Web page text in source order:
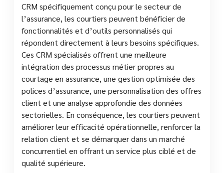
CRM spécifiquement conçu pour le secteur de
l’assurance, les courtiers peuvent bénéficier de
fonctionnalités et d’outils personnalisés qui
répondent directement à leurs besoins spécifiques.
Ces CRM spécialisés offrent une meilleure
intégration des processus métier propres au
courtage en assurance, une gestion optimisée des
polices d’assurance, une personnalisation des offres
client et une analyse approfondie des données
sectorielles. En conséquence, les courtiers peuvent
améliorer leur efficacité opérationnelle, renforcer la
relation client et se démarquer dans un marché
concurrentiel en offrant un service plus ciblé et de
qualité supérieure.